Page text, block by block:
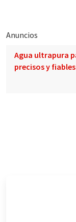
Anuncios
Agua ultrapura
precisos y fiables